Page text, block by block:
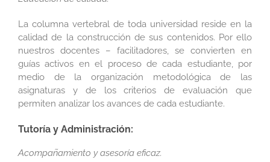
La columna vertebral de toda universidad reside en la
calidad de la construcción de sus contenidos. Por ello
nuestros docentes – facilitadores, se convierten en
guías activos en el proceso de cada estudiante, por
medio de la organización metodológica de las
asignaturas y de los criterios de evaluación que
permiten analizar los avances de cada estudiante.
Tutoría y Administración:
Acompañamiento y asesoría eficaz.